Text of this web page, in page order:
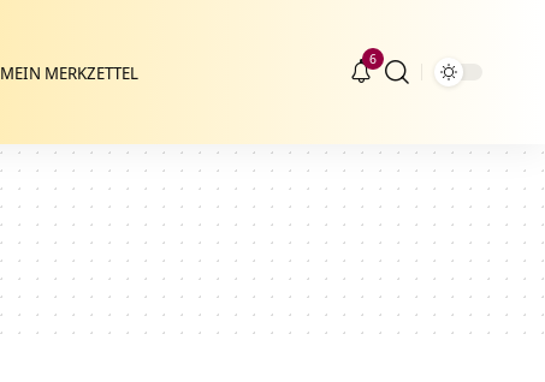
MEIN MERKZETTEL
6